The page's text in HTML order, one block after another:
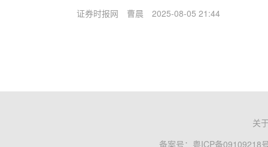
证券时报网 曹晨 2025-08-05 21:44
关
备案号： 粤ICP备09109218